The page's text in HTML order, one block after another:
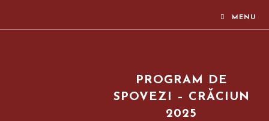
MENU
PROGRAM DE
SPOVEZI – CRĂCIUN
2025